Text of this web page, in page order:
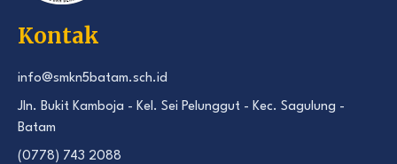
Kontak
info@smkn5batam.sch.id
Jln. Bukit Kamboja - Kel. Sei Pelunggut - Kec. Sagulung -
Batam
(0778) 743 2088